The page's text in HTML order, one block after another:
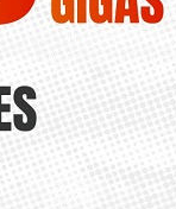
Orihuela Costa,
que requieren una
mantenimiento de
puntos del
los espacios